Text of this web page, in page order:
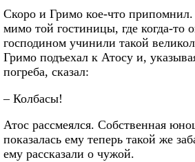
Скоро и Гримо кое-что припомнил.
мимо той гостиницы, где когда-то
господином учинили такой
Гримо подъехал к Атосу и,
погреба, сказал:
– Колбасы!
Атос рассмеялся. Собственная
показалась ему теперь такой же
ему рассказали о чужой.